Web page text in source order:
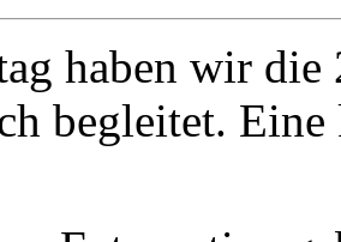
haben wir die
begleitet.